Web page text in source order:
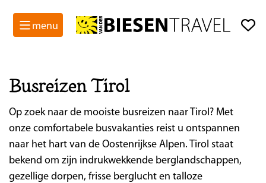
menu
Busreizen Tirol
Op zoek naar de mooiste busreizen naar Tirol? Met
onze comfortabele busvakanties reist u ontspannen
naar het hart van de Oostenrijkse Alpen. Tirol staat
bekend om zijn indrukwekkende berglandschappen,
gezellige dorpen, frisse berglucht en talloze